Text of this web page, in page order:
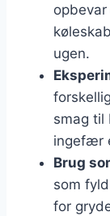
ugen.
smag til
ingefær
Brug
som
for